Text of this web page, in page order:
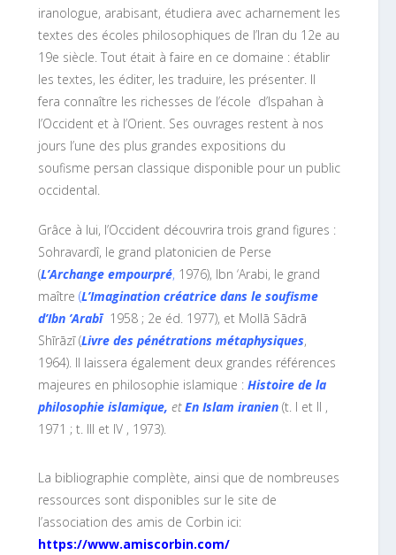
iranologue, arabisant, étudiera avec acharnement les
textes des écoles philosophiques de l’Iran du 12e au
19e siècle. Tout était à faire en ce domaine : établir
les textes, les éditer, les traduire, les présenter. Il
fera connaître les richesses de l’école d’Ispahan à
l’Occident et à l’Orient. Ses ouvrages restent à nos
jours l’une des plus grandes expositions du
soufisme persan classique disponible pour un public
occidental.
Grâce à lui, l’Occident découvrira trois grand figures :
Sohravardî, le grand platonicien de Perse
(L’Archange empourpré, 1976), Ibn ‘Arabi, le grand
maître (L’Imagination créatrice dans le soufisme
d’Ibn ’Arabī 1958 ; 2e éd. 1977), et Mollā Sādrā
Shīrāzī (Livre des pénétrations métaphysiques,
1964). Il laissera également deux grandes références
majeures en philosophie islamique : Histoire de la
philosophie islamique, etEn Islam iranien(t. I et II ,
1971 ; t. III et IV, 1973).
La bibliographie complète, ainsi que de nombreuses
ressources sont disponibles sur le site de
l’association des amis de Corbin ici:
https://www.amiscorbin.com/